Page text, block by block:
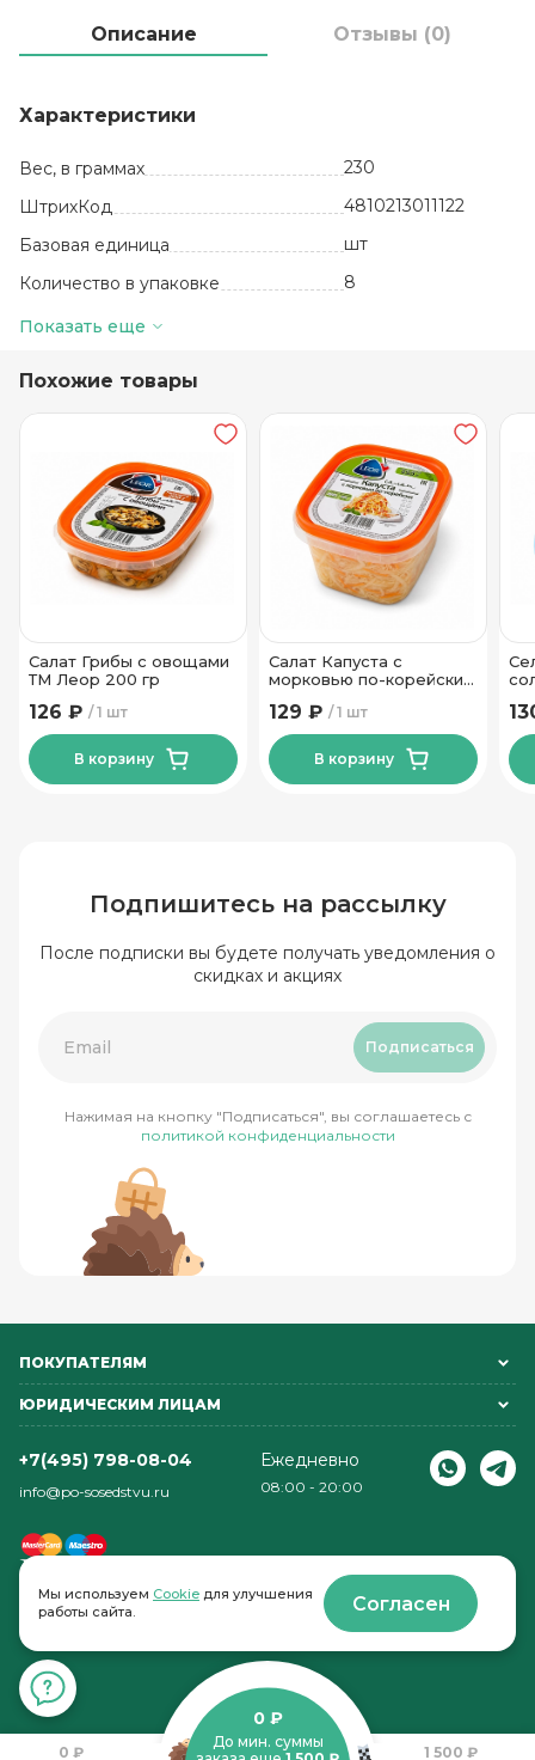
Описание Отзывы (0)
Характеристики
Вес, в граммах
230
ШтрихКод
4810213011122
Базовая единица
шт
Количество в упаковке
8
Срок годности
Показать еще
Похожие товары
Салат Грибы с овощами
ТМ Леор 200 гр
1 шт
126 ₽
В корзину
Салат Капуста с
морковью по-корейски
1 шт
129 ₽
В корзину
Подпишитесь на рассылку
После подписки вы будете получать уведомления о
скидках и акциях
Подписаться
Нажимая на кнопку "Подписаться", вы соглашаетесь с
политикой конфиденциальности
ПОКУПАТЕЛЯМ
ЮРИДИЧЕСКИМ ЛИЦАМ
+7(495) 798-08-04
info@po-sosedstvu.ru
Ежедневно
08:00 - 20:00
© 2022-2026 . По соседству
0 ₽
0 ₽
До мин. суммы
1 500 ₽
Мы используем Cookie для улучшения
работы сайта.
Согласен